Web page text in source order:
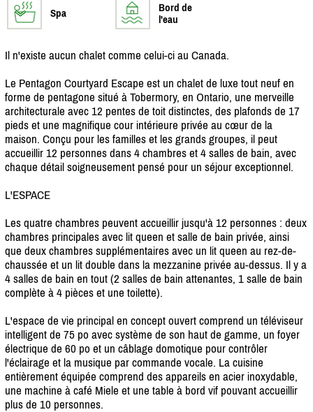
Spa
Bord de
l'eau
Il n'existe aucun chalet comme celui-ci au Canada.
Le Pentagon Courtyard Escape est un chalet de luxe tout neuf en
forme de pentagone situé à Tobermory, en Ontario, une merveille
architecturale avec 12 pentes de toit distinctes, des plafonds de 17
pieds et une magnifique cour intérieure privée au cœur de la
maison. Conçu pour les familles et les grands groupes, il peut
accueillir 12 personnes dans 4 chambres et 4 salles de bain, avec
chaque détail soigneusement pensé pour un séjour exceptionnel.
L'ESPACE
Les quatre chambres peuvent accueillir jusqu'à 12 personnes : deux
chambres principales avec lit queen et salle de bain privée, ainsi
que deux chambres supplémentaires avec un lit queen au rez-de-
chaussée et un lit double dans la mezzanine privée au-dessus. Il y a
4 salles de bain en tout (2 salles de bain attenantes, 1 salle de bain
complète à 4 pièces et une toilette).
L'espace de vie principal en concept ouvert comprend un téléviseur
intelligent de 75 po avec système de son haut de gamme, un foyer
électrique de 60 po et un câblage domotique pour contrôler
l'éclairage et la musique par commande vocale. La cuisine
entièrement équipée comprend des appareils en acier inoxydable,
une machine à café Miele et une table à bord vif pouvant accueillir
plus de 10 personnes.